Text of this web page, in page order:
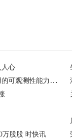
人心
共建标准丨基调听云参与制定《面向LLM应用的可观测性能力要求》标准正式发布
万股股 时快讯